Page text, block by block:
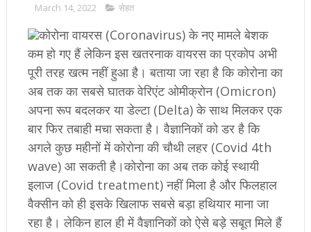
March 14, 2022 सेहत
कोरोना वायरस (Coronavirus) के नए मामले बेशक
कम हो गए हैं लेकिन इस खतरनाक वायरस का प्रकोप अभी
पूरी तरह खत्म नहीं हुआ है। बताया जा रहा है कि कोरोना का
अब तक का सबसे घातक वेरिएंट ओमीक्रोन (Omicron)
अपना रूप बदलकर या डेल्टा (Delta) के साथ मिलकर एक
बार फिर तबाही मचा सकता है। वैज्ञानिकों को डर है कि
अगले कुछ महीनों में कोरोना की चौथी लहर (Covid 4th
wave) आ सकती है।कोरोना का अब तक कोई स्थायी
इलाज (Covid treatment) नहीं मिला है और फिलहाल
वैक्सीन को ही इसके खिलाफ सबसे बड़ा हथियार माना जा
रहा है। लेकिन हाल ही में वैज्ञानिकों को ऐसे बड़े सबूत मिले हैं